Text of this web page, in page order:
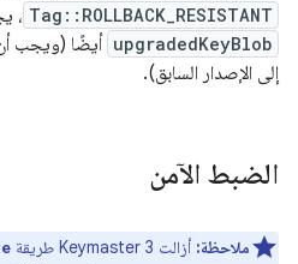
Tag::ROLLBACK_RESISTANT ،
upgradedKeyBlob أيضًا (ويجب
إلى الإصدار السابق).
الضبط الآمن
ملاحظة: أزالت Keymaster 3 طريقة